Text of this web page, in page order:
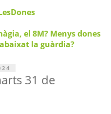
el 8M? Menys dones
la guàrdia?
31 de